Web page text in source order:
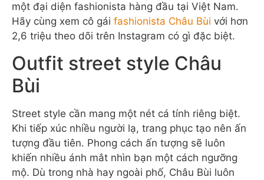
một đại diện fashionista hàng đầu tại Việt Nam.
Hãy cùng xem cô gái fashionista Châu Bùi với hơn
2,6 triệu theo dõi trên Instagram có gì đặc biệt.
Outfit street style Châu
Bùi
Street style cần mang một nét cá tính riêng biệt.
Khi tiếp xúc nhiều người lạ, trang phục tạo nên ấn
tượng đầu tiên. Phong cách ấn tượng sẽ luôn
khiến nhiều ánh mắt nhìn bạn một cách ngưỡng
mộ. Dù trong nhà hay ngoài phố, Châu Bùi luôn